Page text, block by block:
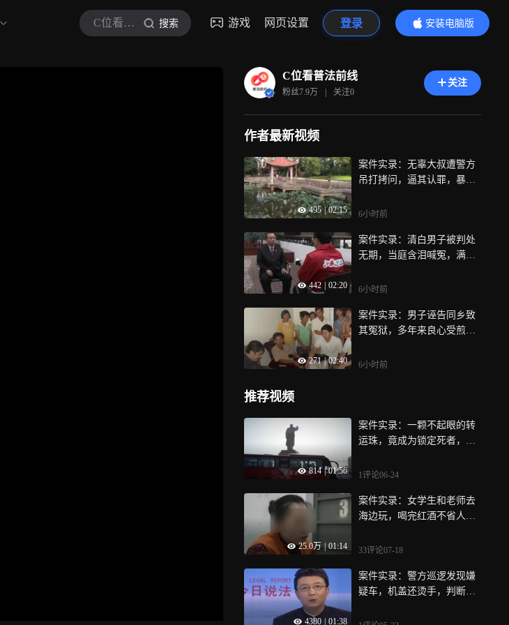
C位看普法前线 搜索 游戏 网页设置 登录
安装电脑版
内容更精彩
C位看普法前线
粉丝7.9万 | 关注0
关注
作者最新视频
495 | 02:15
案件实录：无辜大叔遭警方
吊打拷问，逼其认罪，暴力
6小时前
442 02:20
案件实录：清白男子被判处
无期，当庭含泪喊冤，满座
6小时前
271 | 02:40
案件实录：男子诬告同乡致
其冤狱，多年来良心受煎，
6小时前
推荐视频
814 | 01:56
案件实录：一颗不起眼的转
运珠，竟成为锁定死者，身
1评论06-24
25.0万 | 01:14
案件实录：女学生和老师去
海边玩，喝完红酒不省人
33评论07-18
4380 01:38
案件实录：警方巡逻发现嫌
疑车，机盖还烫手，判断嫌